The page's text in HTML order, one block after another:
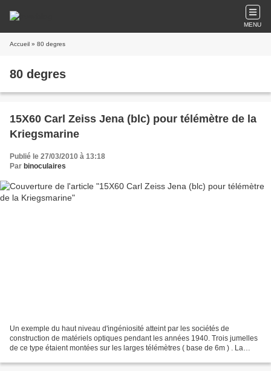
MENU
Accueil » 80 degres
80 degres
15X60 Carl Zeiss Jena (blc) pour télémètre de la
Kriegsmarine
Publié le 27/03/2010 à 13:18
Par binoculaires
Un exemple du haut niveau d'ingéniosité atteint par les sociétés de
construction de matériels optiques pendant les années 1940. Trois jumelles
de ce type étaient montées sur les larges télémètres ( base de 6m ) . La